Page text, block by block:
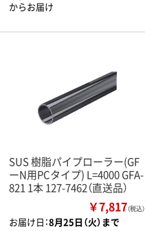
からお届け
SUS 樹脂パイプローラー(GF
ーN用PCタイプ) L=4000 GFA-
821 1本 127-7462（直送品）
￥7,817（税込）
お届け日：8月25日（火）まで